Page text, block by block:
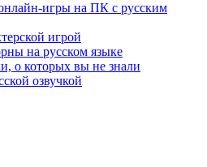
игры на ПК с русским
игрой
на русском языке
о которых вы не знали
озвучкой